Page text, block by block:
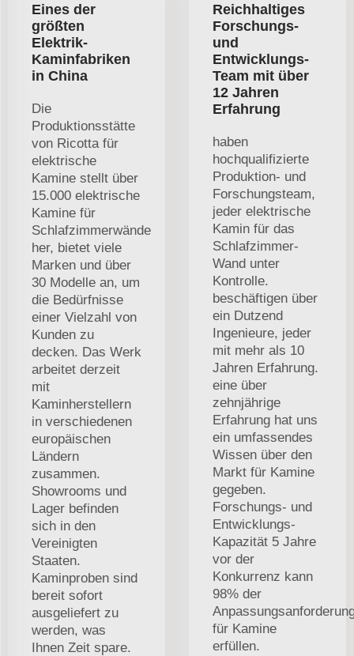
Eines der
größten
Elektrik-
Kaminfabriken
in China
Die
Produktionsstätte
von Ricotta für
elektrische
Kamine stellt über
15.000 elektrische
Kamine für
Schlafzimmerwände
her, bietet viele
Marken und über
30 Modelle an, um
die Bedürfnisse
einer Vielzahl von
Kunden zu
decken. Das Werk
arbeitet derzeit
mit
Kaminherstellern
in verschiedenen
europäischen
Ländern
zusammen.
Showrooms und
Lager befinden
sich in den
Vereinigten
Staaten.
Kaminproben sind
bereit sofort
ausgeliefert zu
werden, was
Ihnen Zeit spare.
Reichhaltiges
Forschungs-
und
Entwicklungs-
Team mit über
12 Jahren
Erfahrung
haben
hochqualifizierte
Produktion- und
Forschungsteam,
jeder elektrische
Kamin für das
Schlafzimmer-
Wand unter
Kontrolle.
beschäftigen über
ein Dutzend
Ingenieure, jeder
mit mehr als 10
Jahren Erfahrung.
eine über
zehnjährige
Erfahrung hat uns
ein umfassendes
Wissen über den
Markt für Kamine
gegeben.
Forschungs- und
Entwicklungs-
Kapazität 5 Jahre
vor der
Konkurrenz kann
98% der
für Kamine
erfüllen.